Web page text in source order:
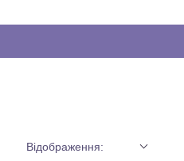
Відображення: